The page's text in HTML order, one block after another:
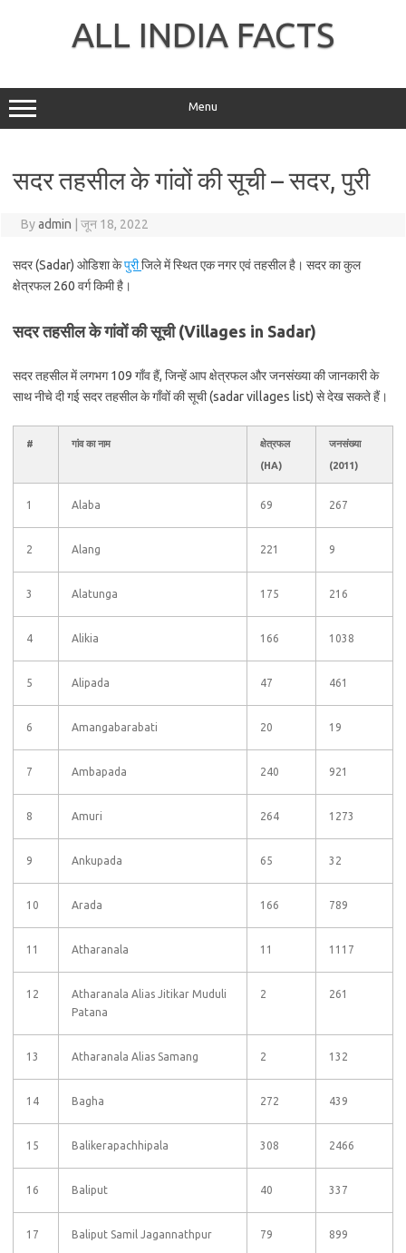
ALL INDIA FACTS
Menu
सदर तहसील के गांवों की सूची – सदर, पुरी
Byadmin जून 18, 2022
सदर (Sadar) ओडिशा केपुरीजिले में स्थित एक नगर एवं तहसील है। सदर का कुल
क्षेत्रफल 260 वर्ग किमी है।
सदर तहसील के गांवों की सूची (Villages in Sadar)
सदर तहसील में लगभग 109 गाँव हैं, जिन्हें आप क्षेत्रफल और जनसंख्या की जानकारी के
साथ नीचे दी गई सदर तहसील के गाँवों की सूची (sadar villages list) से देख सकते हैं।
# गांव का नाम
क्षेत्रफल
(HA)
जनसंख्या
(2011)
1 Alaba 69 267
2 Alang 221 9
3 Alatunga 175 216
4 Alikia 166 1038
5 Alipada 47 461
6 Amangabarabati 20 19
7 Ambapada 240 921
8 Amuri 264 1273
9 Ankupada 65 32
10 Arada 166 789
11 Atharanala 11 1117
12
Atharanala Alias Jitikar Muduli
Patana
2 261
13 Atharanala Alias Samang 2 132
14 Bagha 272 439
15 Balikerapachhipala 308 2466
16 Baliput 40 337
17 Baliput Samil Jagannathpur 79 899